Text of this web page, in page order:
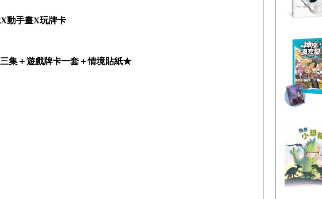
X動手畫X玩牌卡
集＋遊戲牌卡一套＋情境貼紙★